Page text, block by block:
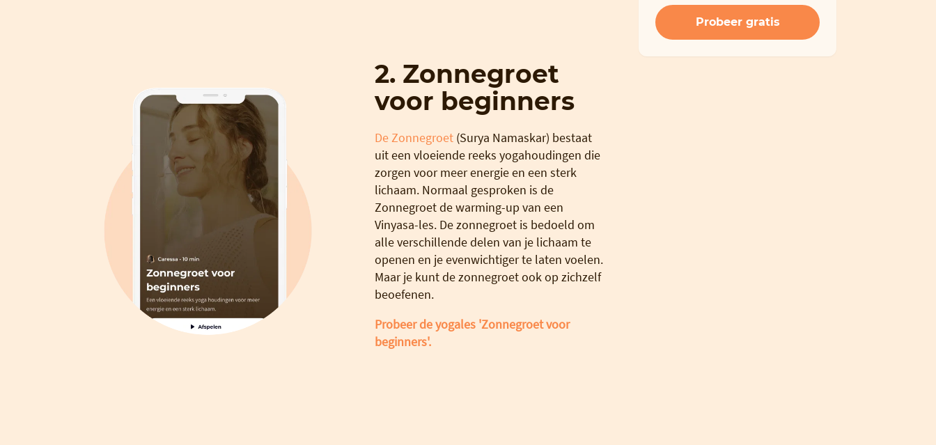
2. Zonnegroet
voor beginners
De Zonnegroet (Surya Namaskar) bestaat
uit een vloeiende reeks yogahoudingen die
zorgen voor meer energie en een sterk
lichaam. Normaal gesproken is de
Zonnegroet de warming-up van een
Vinyasa-les. De zonnegroet is bedoeld om
alle verschillende delen van je lichaam te
openen en je evenwichtiger te laten voelen.
Maar je kunt de zonnegroet ook op zichzelf
beoefenen.
Probeer de yogales 'Zonnegroet voor
beginners'.